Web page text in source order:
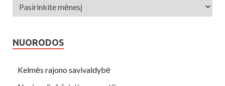
NUORODOS
Kelmės rajono savivaldybė